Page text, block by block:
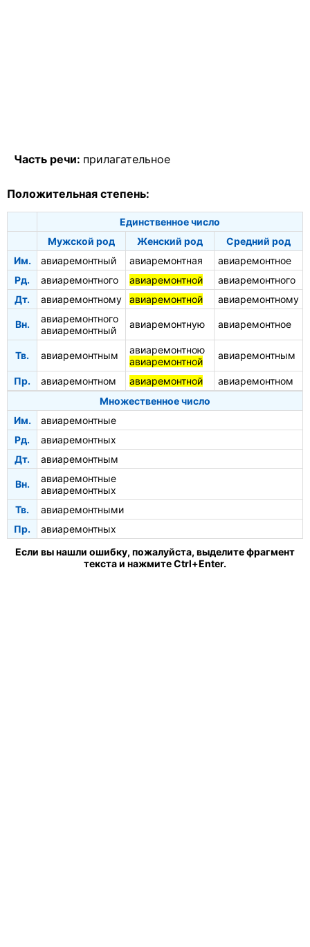
Часть речи: прилагательное
Положительная степень:
Единственное число
Мужской род
Женский род
Средний род
Им.
авиаремонтный авиаремонтная
авиаремонтное
Рд.
авиаремонтного авиаремонтной
авиаремонтного
Дт.
авиаремонтному авиаремонтной авиаремонтному
Вн.
авиаремонтного
авиаремонтный
авиаремонтную авиаремонтное
Тв. авиаремонтным
авиаремонтною
авиаремонтной
авиаремонтным
Пр. авиаремонтном авиаремонтной
авиаремонтном
Множественное число
Им.
авиаремонтные
Рд.
авиаремонтных
Дт.
авиаремонтным
Вн.
авиаремонтные
авиаремонтных
Тв.
авиаремонтными
Пр.
авиаремонтных
Если вы нашли ошибку, пожалуйста, выделите фрагмент
текста и нажмите Ctrl+Enter.